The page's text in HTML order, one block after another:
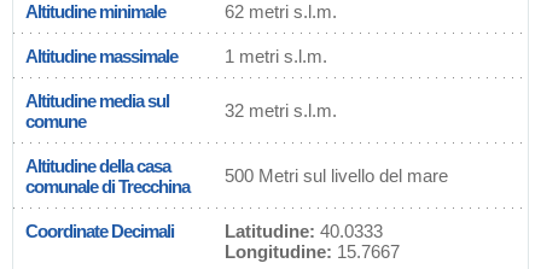
Altitudine minimale 62 metri s.l.m.
Altitudine massimale 1 metri s.l.m.
Altitudine media sul
comune
32 metri s.l.m.
Altitudine della casa
comunale di Trecchina
500 Metri sul livello del mare
Coordinate Decimali Latitudine: 40.0333
Longitudine: 15.7667